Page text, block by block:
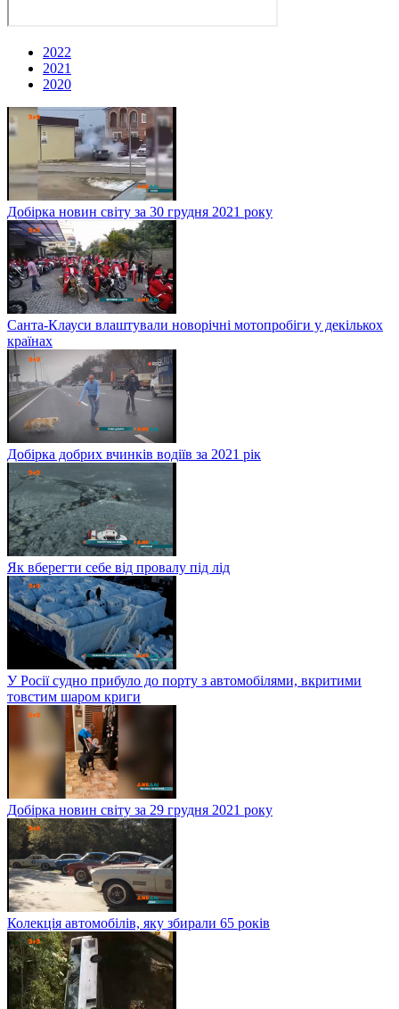
2022
2021
2020
Добірка новин світу за 30 грудня 2021 року
Санта-Клауси влаштували новорічні мотопробіги у декількох
країнах
Добірка добрих вчинків водіїв за 2021 рік
Як вберегти себе від провалу під лід
У Росії судно прибуло до порту з автомобілями, вкритими
товстим шаром криги
Добірка новин світу за 29 грудня 2021 року
Колекція автомобілів, яку збирали 65 років